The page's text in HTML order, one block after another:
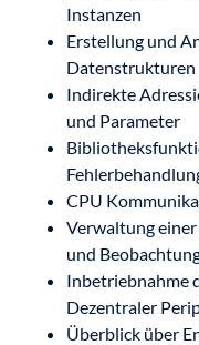
Instanzen
Erstellung und
Datenstrukturen
Indirekte
und Parameter
CPU
Verwaltung
und
Inbetriebnahme
Dezentraler
Überblick über